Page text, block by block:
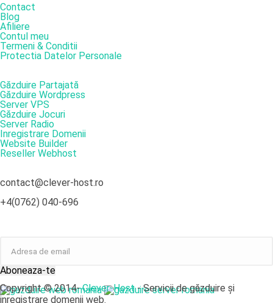
Contact
Blog
Afiliere
Contul meu
Termeni & Conditii
Protectia Datelor Personale
Găzduire Partajată
Găzduire Wordpress
Server VPS
Găzduire Jocuri
Server Radio
Inregistrare Domenii
Website Builder
Reseller Webhost
contact@clever-host.ro
+4(0762) 040-696
Aboneaza-te
Copyright © 2014- Clever-Host- Servicii de găzduire și
inregistrare domenii web.